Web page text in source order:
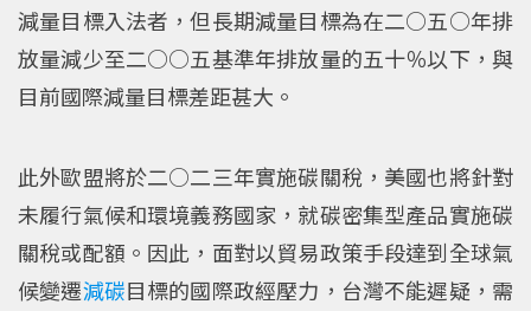
減量目標入法者，但長期減量目標為在二○五○年排
放量減少至二○○五基準年排放量的五十％以下，與
目前國際減量目標差距甚大。
此外歐盟將於二○二三年實施碳關稅，美國也將針對
未履行氣候和環境義務國家，就碳密集型產品實施碳
關稅或配額。因此，面對以貿易政策手段達到全球氣
候變遷減碳目標的國際政經壓力，台灣不能遲疑，需